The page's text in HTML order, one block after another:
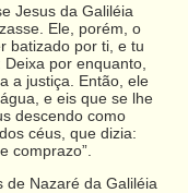
Jesus da Galiléia
Ele, porém, o
batizado por ti, e tu
por enquanto,
a justiça. Então, ele
e eis que se lhe
descendo como
céus, que dizia:
comprazo”.
de Nazaré da Galiléia